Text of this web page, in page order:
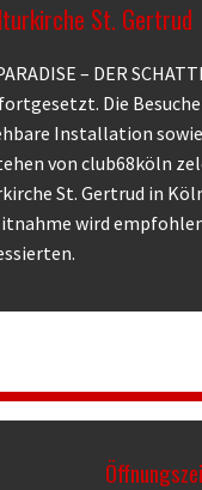
St. Gertrud
– DER
Die
Installation
von club68köln
St. Gertrud in
wird